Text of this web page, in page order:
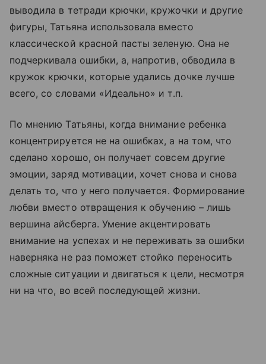
выводила в тетради крючки, кружочки и другие
фигуры, Татьяна использовала вместо
классической красной пасты зеленую. Она не
подчеркивала ошибки, а, напротив, обводила в
кружок крючки, которые удались дочке лучше
всего, со словами «Идеально» и т.п.
По мнению Татьяны, когда внимание ребенка
концентрируется не на ошибках, а на том, что
сделано хорошо, он получает совсем другие
эмоции, заряд мотивации, хочет снова и снова
делать то, что у него получается. Формирование
любви вместо отвращения к обучению – лишь
вершина айсберга. Умение акцентировать
внимание на успехах и не переживать за ошибки
наверняка не раз поможет стойко переносить
сложные ситуации и двигаться к цели, несмотря
ни на что, во всей последующей жизни.